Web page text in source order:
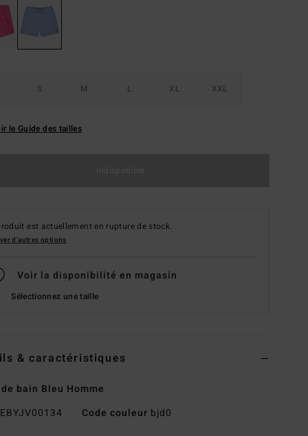
S M L XL XXL
le Guide des tailles
est actuellement en rupture de stock.
d'autres options
Voir la disponibilité en magasin
Sélectionnez une taille
& caractéristiques
bain Bleu Homme
EBYJV00134 Code couleur bjd0